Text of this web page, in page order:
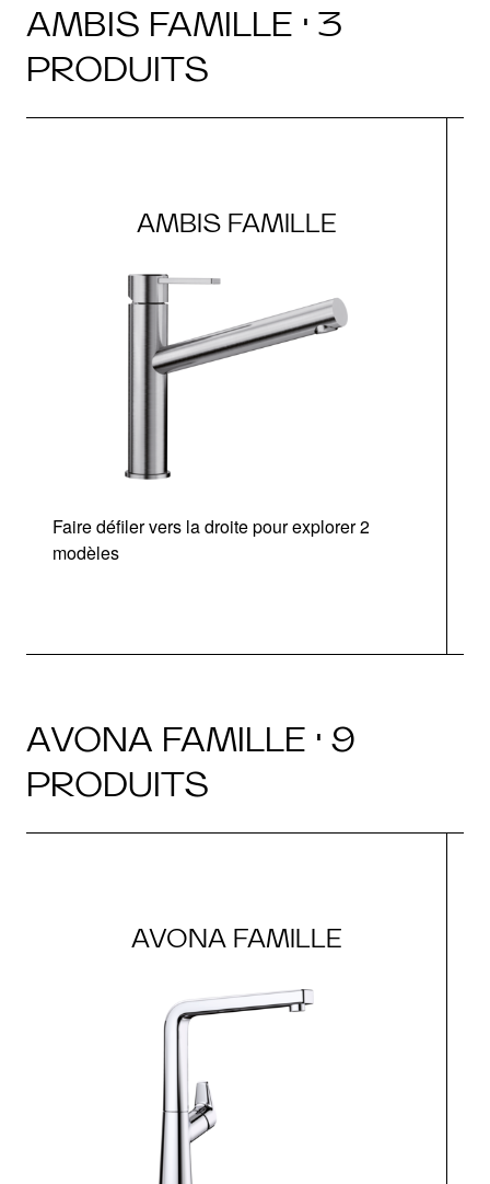
AMBIS FAMILLE · 3
PRODUITS
AMBIS FAMILLE
Faire défiler vers la droite pour explorer 2
modèles
AVONA FAMILLE · 9
PRODUITS
AVONA FAMILLE